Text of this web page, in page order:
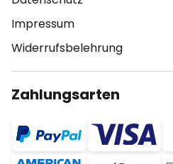
Impressum
Widerrufsbelehrung
Zahlungsarten